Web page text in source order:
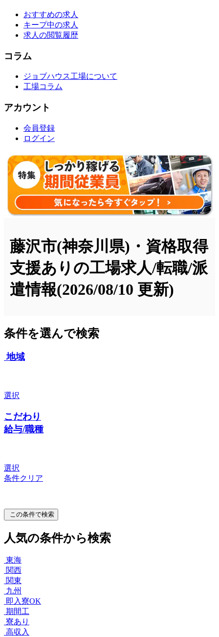
おすすめの求人
キープ中の求人
求人の閲覧履歴
コラム
ジョブハウス工場について
工場コラム
アカウント
会員登録
ログイン
藤沢市(神奈川県)・資格取得
支援ありの工場求人/転職/派
遣情報(2026/08/10 更新)
条件を選んで検索
地域
選択
こだわり
給与/職種
選択
条件クリア
この条件で検索
人気の条件から検索
東海
関西
関東
九州
即入寮OK
期間工
寮あり
高収入